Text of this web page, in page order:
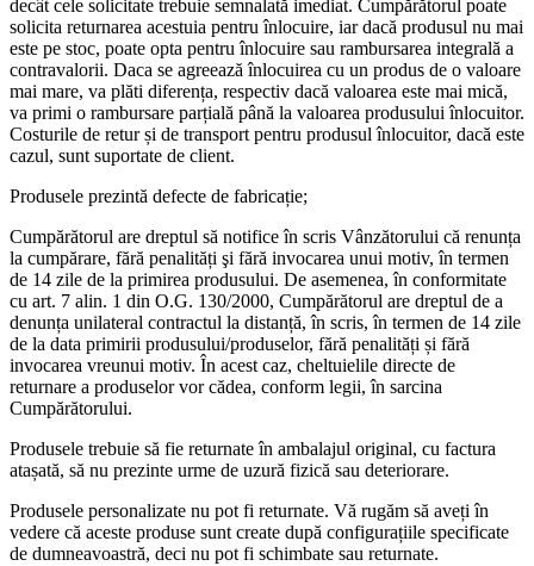
decât cele solicitate trebuie semnalată imediat. Cumpărătorul poate
solicita returnarea acestuia pentru înlocuire, iar dacă produsul nu mai
este pe stoc, poate opta pentru înlocuire sau rambursarea integrală a
contravalorii. Daca se agreează înlocuirea cu un produs de o valoare
mai mare, va plăti diferența, respectiv dacă valoarea este mai mică,
va primi o rambursare parțială până la valoarea produsului înlocuitor.
Costurile de retur și de transport pentru produsul înlocuitor, dacă este
cazul, sunt suportate de client.
Produsele prezintă defecte de fabricație;
Cumpărătorul are dreptul să notifice în scris Vânzătorului că renunța
la cumpărare, fără penalități şi fără invocarea unui motiv, în termen
de 14 zile de la primirea produsului. De asemenea, în conformitate
cu art. 7 alin. 1 din O.G. 130/2000, Cumpărătorul are dreptul de a
denunța unilateral contractul la distanță, în scris, în termen de 14 zile
de la data primirii produsului/produselor, fără penalități și fără
invocarea vreunui motiv. În acest caz, cheltuielile directe de
returnare a produselor vor cădea, conform legii, în sarcina
Cumpărătorului.
Produsele trebuie să fie returnate în ambalajul original, cu factura
atașată, să nu prezinte urme de uzură fizică sau deteriorare.
Produsele personalizate nu pot fi returnate. Vă rugăm să aveți în
vedere că aceste produse sunt create după configurațiile specificate
de dumneavoastră, deci nu pot fi schimbate sau returnate.